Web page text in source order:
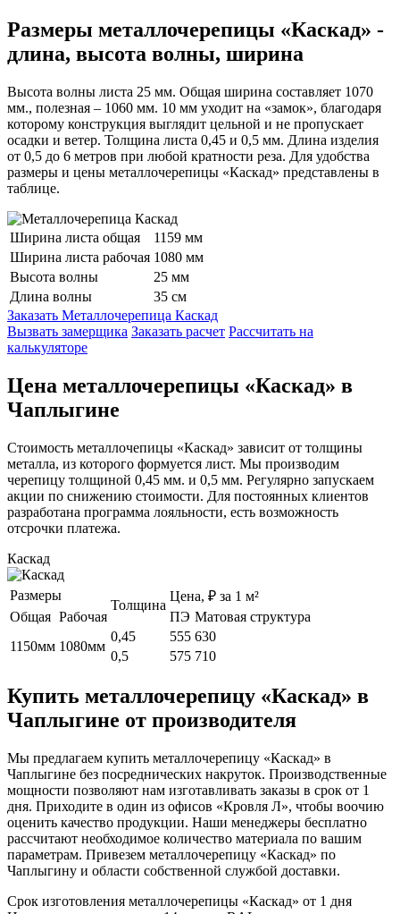
Размеры металлочерепицы «Каскад» -
длина, высота волны, ширина
Высота волны листа 25 мм. Общая ширина составляет 1070
мм., полезная – 1060 мм. 10 мм уходит на «замок», благодаря
которому конструкция выглядит цельной и не пропускает
осадки и ветер. Толщина листа 0,45 и 0,5 мм. Длина изделия
от 0,5 до 6 метров при любой кратности реза. Для удобства
размеры и цены металлочерепицы «Каскад» представлены в
таблице.
Ширина листа общая
1159 мм
Ширина листа рабочая 1080 мм
Высота волны
25 мм
Длина волны
35 см
Заказать Металлочерепица Каскад
Вызвать замерщика Заказать расчет Рассчитать на
калькуляторе
Цена металлочерепицы «Каскад» в
Чаплыгине
Стоимость металлочепицы «Каскад» зависит от толщины
металла, из которого формуется лист. Мы производим
черепицу толщиной 0,45 мм. и 0,5 мм. Регулярно запускаем
акции по снижению стоимости. Для постоянных клиентов
разработана программа лояльности, есть возможность
отсрочки платежа.
Каскад
Размеры
Толщина
Цена, ₽ за 1 м²
Общая Рабочая ПЭ Матовая структура
1150мм 1080мм
0,45 555 630
0,5
575 710
Купить металлочерепицу «Каскад» в
Чаплыгине от производителя
Мы предлагаем купить металлочерепицу «Каскад» в
Чаплыгине без посреднических накруток. Производственные
мощности позволяют нам изготавливать заказы в срок от 1
дня. Приходите в один из офисов «Кровля Л», чтобы воочию
оценить качество продукции. Наши менеджеры бесплатно
рассчитают необходимое количество материала по вашим
параметрам. Привезем металлочерепицу «Каскад» по
Чаплыгину и области собственной службой доставки.
Срок изготовления металлочерепицы «Каскад» от 1 дня